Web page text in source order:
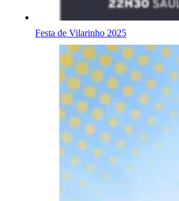
Festa de Vilarinho 2025